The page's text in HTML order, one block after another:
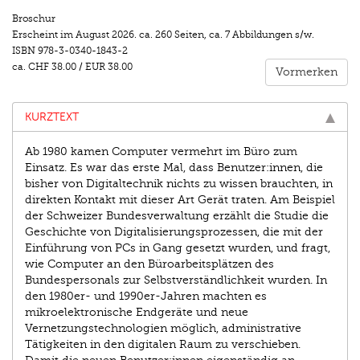
Broschur
Erscheint im August 2026. ca. 260 Seiten, ca. 7 Abbildungen s/w.
ISBN 978-3-0340-1843-2
ca. CHF 38.00 / EUR 38.00 Vormerken
KURZTEXT
Ab 1980 kamen Computer vermehrt im Büro zum
Einsatz. Es war das erste Mal, dass Benutzer:innen, die
bisher von Digitaltechnik nichts zu wissen brauchten, in
direkten Kontakt mit dieser Art Gerät traten. Am Beispiel
der Schweizer Bundesverwaltung erzählt die Studie die
Geschichte von Digitalisierungsprozessen, die mit der
Einführung von PCs in Gang gesetzt wurden, und fragt,
wie Computer an den Büroarbeitsplätzen des
Bundespersonals zur Selbstverständlichkeit wurden. In
den 1980er- und 1990er-Jahren machten es
mikroelektronische Endgeräte und neue
Vernetzungstechnologien möglich, administrative
Tätigkeiten in den digitalen Raum zu verschieben.